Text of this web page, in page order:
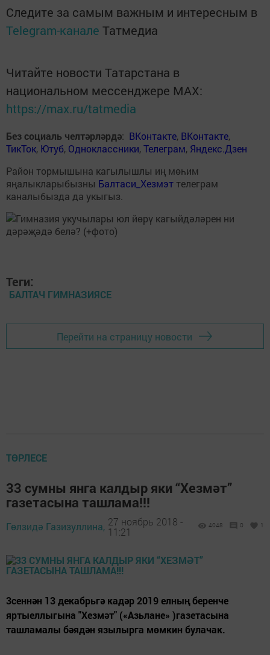
Следите за самым важным и интересным в
Telegram-канале Татмедиа
Читайте новости Татарстана в
национальном мессенджере MАХ:
https://max.ru/tatmedia
Без социаль челтәрләрдә: ВКонтакте, ВКонтакте,
ТикТок, Ютуб, Одноклассники,Телеграм, Яндекс.Дзен
Район тормышына кагылышлы иң мөһим
яңалыкларыбызны Балтаси_Хезмэт телеграм
каналыбызда да укыгыз.
Теги:
БАЛТАЧ ГИМНАЗИЯСЕ
Перейти на страницу новости
ТӨРЛЕСЕ
33 сумны янга калдыр яки “Хезмәт”
газетасына ташлама!!!
Гөлзидә Газизуллина, 27 ноябрь 2018 -
11:21
4048 0 1
3сеннән 13 декабрьгә кадәр 2019 елның беренче
яртыеллыгына "Хезмәт" («Азьлане» )газетасына
ташламалы бәядән язылырга мөмкин булачак.